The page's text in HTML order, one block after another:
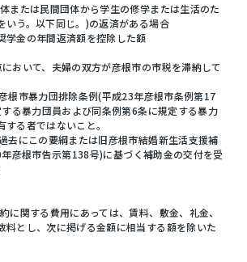
または民間団体から学生の修学または生活のた
いう。以下同じ。)の返済がある場合
学金の年間返済額を控除した額
において、夫婦の双方が彦根市の市税を滞納して
根市暴力団排除条例(平成23年彦根市条例第17
る暴力団員および同条例第6条に規定する暴力
る者ではないこと。
去にこの要綱または旧彦根市結婚新生活支援補
彦根市告示第138号)に基づく補助金の交付を受
に関する費用にあっては、賃料、敷金、礼金、
料とし、次に掲げる金額に相当する額を除いた